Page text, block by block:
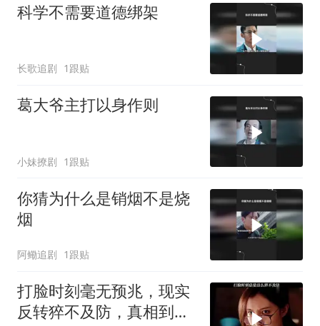
科学不需要道德绑架
长歌追剧 1跟贴
葛大爷主打以身作则
小妹撩剧 1跟贴
你猜为什么是销烟不是烧
烟
阿鳓追剧 1跟贴
打脸时刻毫无预兆，现实
反转猝不及防，真相到来